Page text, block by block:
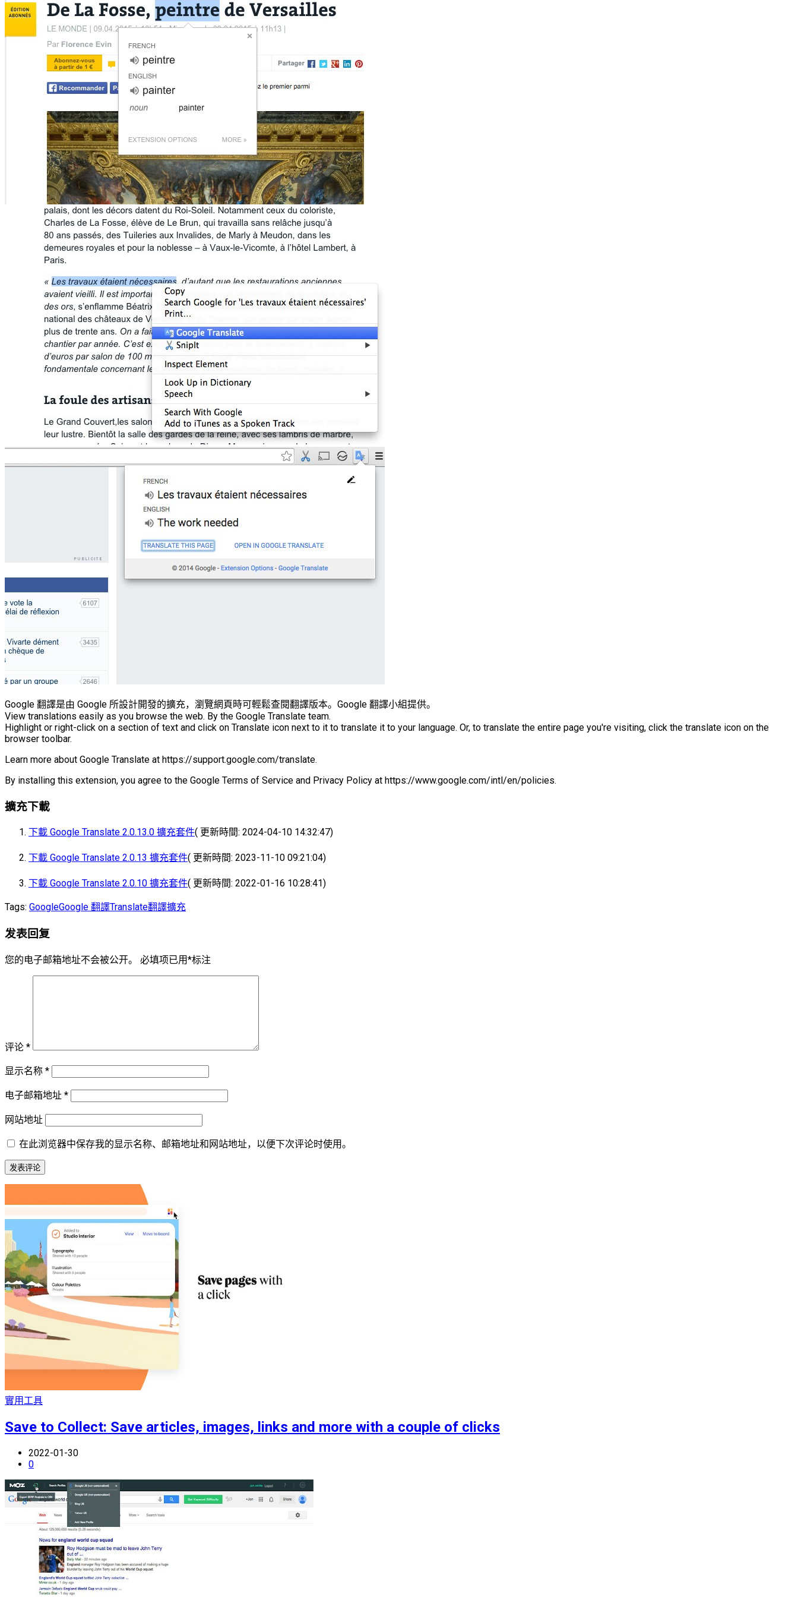
Google 翻譯是由 Google 所設計開發的擴充，瀏覽網頁時可輕鬆查閱翻譯版本。Google 翻譯小組提供。
View translations easily as you browse the web. By the Google Translate team.
Highlight or right-click on a section of text and click on Translate icon next to it to translate it to your language. Or, to translate the entire page you're visiting, click the translate icon on the
browser toolbar.
Learn more about Google Translate at https://support.google.com/translate.
By installing this extension, you agree to the Google Terms of Service and Privacy Policy at https://www.google.com/intl/en/policies.
擴充下載
下載 Google Translate 2.0.13.0 擴充套件( 更新時間: 2024-04-10 14:32:47)
下載 Google Translate 2.0.13 擴充套件( 更新時間: 2023-11-10 09:21:04)
下載 Google Translate 2.0.10 擴充套件( 更新時間: 2022-01-16 10:28:41)
Tags: GoogleGoogle 翻譯Translate翻譯擴充
发表回复
您的电子邮箱地址不会被公开。 必填项已用*标注
评论 *
显示名称 *
电子邮箱地址 *
网站地址
在此浏览器中保存我的显示名称、邮箱地址和网站地址，以便下次评论时使用。
實用工具
Save to Collect: Save articles, images, links and more with a couple of clicks
2022-01-30
0